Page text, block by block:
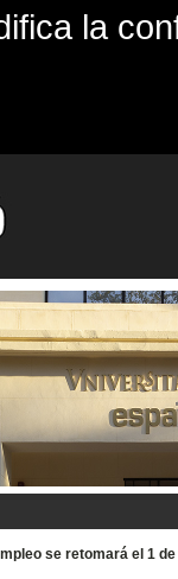
la
se retomará el 1